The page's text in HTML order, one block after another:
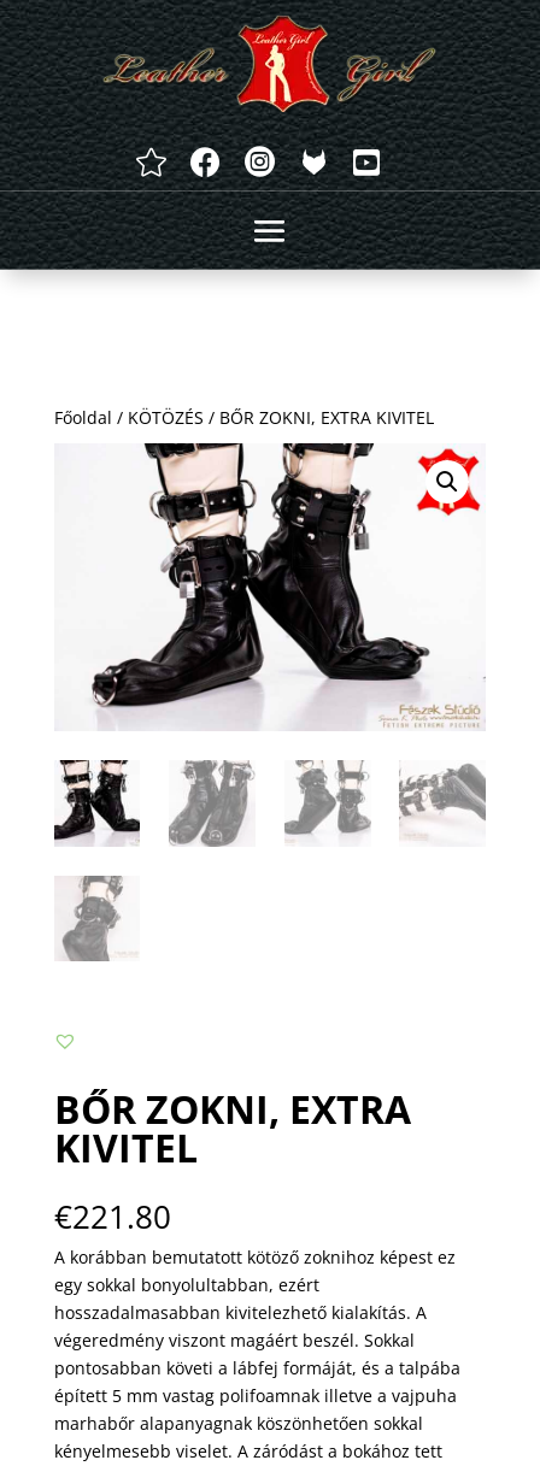
   
Főoldal / KÖTÖZÉS / BŐR ZOKNI, EXTRA KIVITEL
BŐR ZOKNI, EXTRA
KIVITEL
€221.80
A korábban bemutatott kötöző zoknihoz képest ez
egy sokkal bonyolultabban, ezért
hosszadalmasabban kivitelezhető kialakítás. A
végeredmény viszont magáért beszél. Sokkal
pontosabban követi a lábfej formáját, és a talpába
épített 5 mm vastag polifoamnak illetve a vajpuha
marhabőr alapanyagnak köszönhetően sokkal
kényelmesebb viselet. A záródást a bokához tett